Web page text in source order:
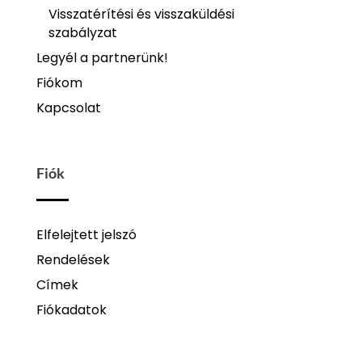
Visszatérítési és visszaküldési
szabályzat
Legyél a partnerünk!
Fiókom
Kapcsolat
Fiók
Elfelejtett jelszó
Rendelések
Címek
Fiókadatok